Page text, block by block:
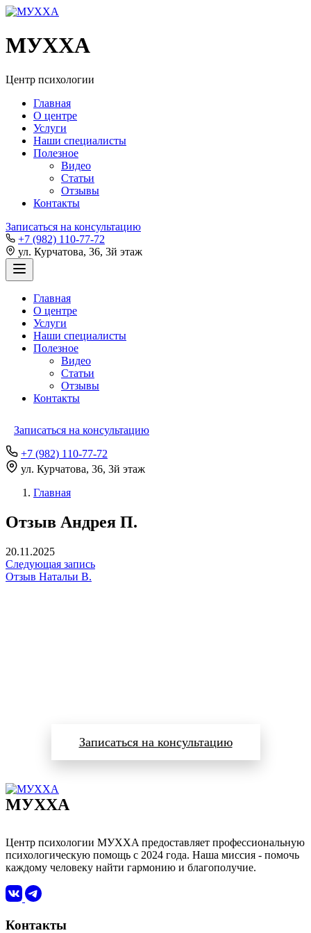
MУXXA
Центр психологии
Главная
О центре
Услуги
Наши специалисты
Полезное
Видео
Статьи
Отзывы
Контакты
Записаться на консультацию
+7 (982) 110-77-72
ул. Курчатова, 36, 3й этаж
Главная
О центре
Услуги
Наши специалисты
Полезное
Видео
Статьи
Отзывы
Контакты
Записаться на консультацию
+7 (982) 110-77-72
ул. Курчатова, 36, 3й этаж
Главная
Отзыв Андрея П.
20.11.2025
Следующая запись
Отзыв Натальи В.
Записаться на консультацию
MУXXA
Центр психологии MУXXA предоставляет профессиональную
психологическую помощь с 2024 года. Наша миссия - помочь
каждому человеку найти гармонию и благополучие.
Контакты